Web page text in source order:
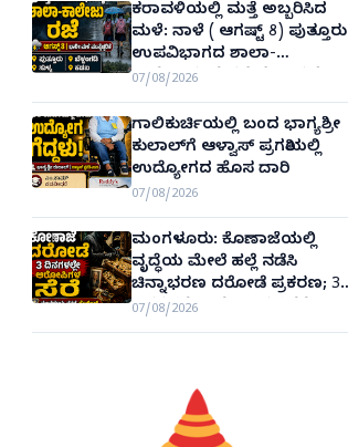
ಕರಾವಳಿಯಲ್ಲಿ ಮತ್ತೆ ಅಬ್ಬರಿಸಿದ
ಮಳೆ: ನಾಳೆ ( ಆಗಷ್ಟ್ 8) ಪುತ್ತೂರು
ಉಪವಿಭಾಗದ ಶಾಲಾ-
ಕಾಲೇಜುಗಳಿಗೆ ರಜೆ ಘೋಷಣೆ!
07/08/2026
ಗಾಲಿಕುರ್ಚಿಯಲ್ಲಿ ಬಂದ ಭಾಗ್ಯಶ್ರೀ
ಕುಲಾಲ್‌ಗೆ ಆಳ್ವಾಸ್ ಪ್ರಗತಿಯಲ್ಲಿ
ಉದ್ಯೋಗದ ಹೊಸ ದಾರಿ
07/08/2026
ಮಂಗಳೂರು: ಕೊಣಾಜೆಯಲ್ಲಿ
ವೃದ್ಧೆಯ ಮೇಲೆ ಹಲ್ಲೆ ನಡೆಸಿ
ಚಿನ್ನಾಭರಣ ದರೋಡೆ ಪ್ರಕರಣ; 3
ದಿನಗಳಲ್ಲೇ ಆರೋಪಿಗಳ ಸೆರೆ!
07/08/2026